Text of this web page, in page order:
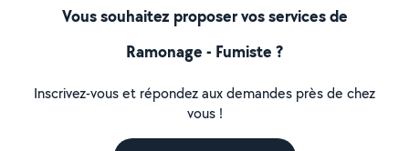
Vous souhaitez proposer vos services de
Ramonage - Fumiste ?
Inscrivez-vous et répondez aux demandes près de chez
vous !